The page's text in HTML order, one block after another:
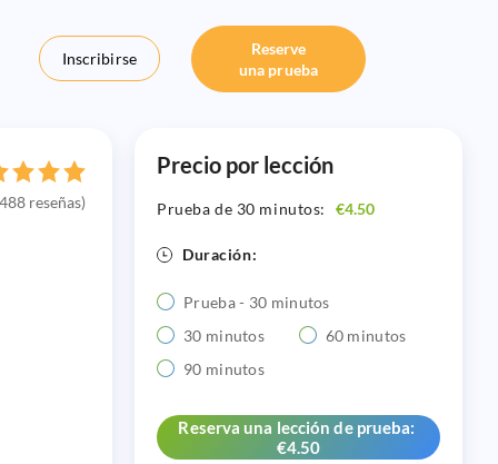
Inscribirse
Reserve
una prueba
reseñas)
Precio por lección
Prueba de 30 minutos: €4.50
Duración:
Prueba - 30 minutos
30 minutos
60 minutos
90 minutos
Reserva una lección de prueba:
€4.50